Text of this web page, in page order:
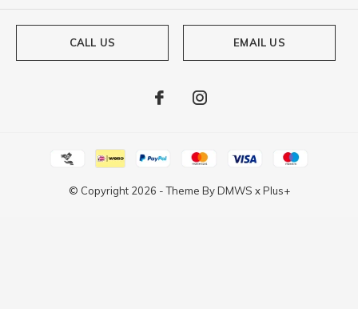
CALL US EMAIL US
© Copyright 2026 - Theme ByDMWS xPlus+